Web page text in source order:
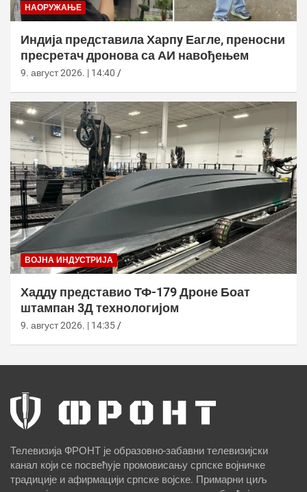
НАОРУЖАЊЕ
Индија представила Харпy Еагле, преносни
пресретач дронова са АИ навођењем
9. август 2026. | 14:40
ВОЈНА ИНДУСТРИЈА
Хаддy представио ТФ-179 Дроне Боат
штампан 3Д технологијом
9. август 2026. | 14:35
Телевизија ФРОНТ је образовно-забавни телевизијски
канал који се посвећује промовисању српске војничке
традиције и афирмацији српске војске. Примарни циљ